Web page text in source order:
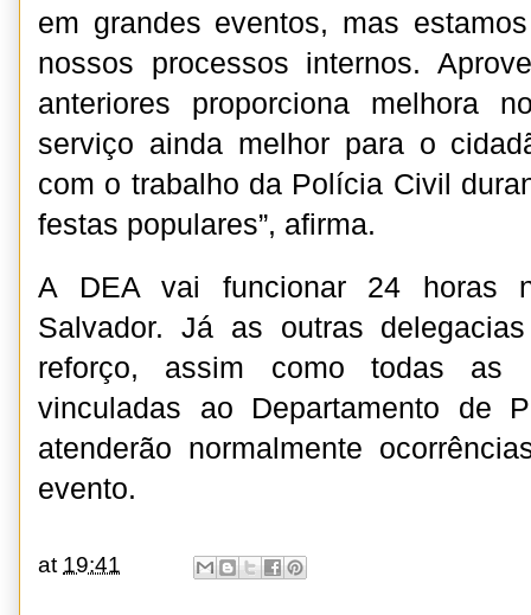
em grandes eventos, mas
nossos processos internos.
anteriores proporciona melhora
serviço ainda melhor para o
com o trabalho da Polícia Civil
festas populares”, afirma.
A DEA vai funcionar 24 horas
Salvador. Já as outras
reforço, assim como todas as
vinculadas ao Departamento de
atenderão normalmente
evento.
at 19:41